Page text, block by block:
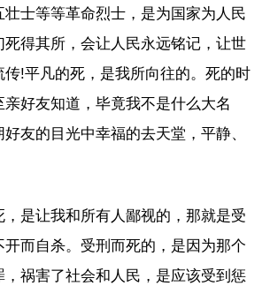
士等等革命烈士，是为国家为人民
死得其所，会让人民永远铭记，让世
传!平凡的死，是我所向往的。死的时
好友知道，毕竟我不是什么大名
友的目光中幸福的去天堂，平静、
，是让我和所有人鄙视的，那就是受
而自杀。受刑而死的，是因为那个
，祸害了社会和人民，是应该受到惩